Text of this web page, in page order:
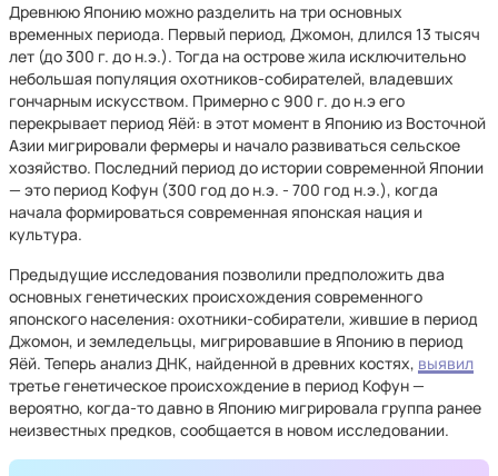
Древнюю Японию можно разделить на три основных
временных периода. Первый период, Джомон, длился 13 тысяч
лет (до 300 г. до н.э.). Тогда на острове жила исключительно
небольшая популяция охотников-собирателей, владевших
гончарным искусством. Примерно с 900 г. до н.э его
перекрывает период Яёй: в этот момент в Японию из Восточной
Азии мигрировали фермеры и начало развиваться сельское
хозяйство. Последний период до истории современной Японии
— это период Кофун (300 год до н.э. - 700 год н.э.), когда
начала формироваться современная японская нация и
культура.
Предыдущие исследования позволили предположить два
основных генетических происхождения современного
японского населения: охотники-собиратели, жившие в период
Джомон, и земледельцы, мигрировавшие в Японию в период
Яёй. Теперь анализ ДНК, найденной в древних костях, выявил
третье генетическое происхождение в период Кофун —
вероятно, когда-то давно в Японию мигрировала группа ранее
неизвестных предков, сообщается в новом исследовании.